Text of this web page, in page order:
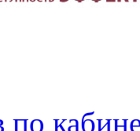
по